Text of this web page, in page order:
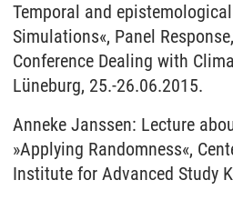
Temporal and
Simulations«, Panel
Conference Dealing with
Lüneburg, 25.-26.06.2015.
Anneke Janssen: Lecture
»Applying Randomness«,
Institute for Advanced Study